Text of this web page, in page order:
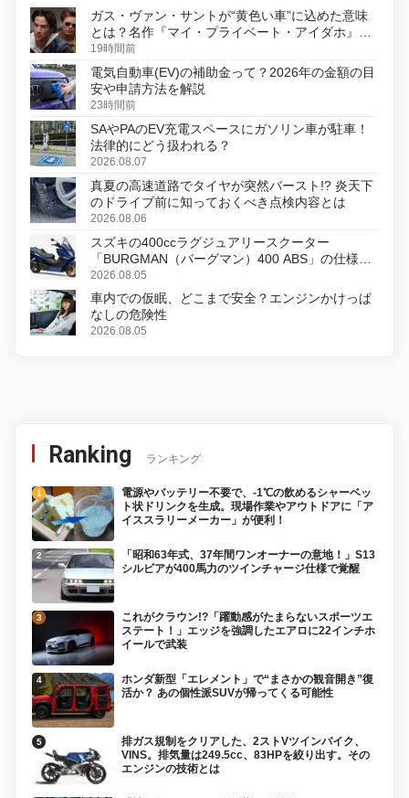
ガス・ヴァン・サントが“黄色い車”に込めた意味
とは？名作『マイ・プライベート・アイダホ』が
初のデジタルリマスター版で復活
19時間前
電気自動車(EV)の補助金って？2026年の金額の目
安や申請方法を解説
23時間前
SAやPAのEV充電スペースにガソリン車が駐車！
法律的にどう扱われる？
2026.08.07
真夏の高速道路でタイヤが突然バースト!? 炎天下
のドライブ前に知っておくべき点検内容とは
2026.08.06
スズキの400ccラグジュアリースクーター
「BURGMAN（バーグマン）400 ABS」の仕様を
変更し、8月18日に発売
2026.08.05
車内での仮眠、どこまで安全？エンジンかけっぱ
なしの危険性
2026.08.05
Ranking ランキング
電源やバッテリー不要で、-1℃の飲めるシャーベッ
ト状ドリンクを生成。現場作業やアウトドアに「ア
イススラリーメーカー」が便利！
「昭和63年式、37年間ワンオーナーの意地！」S13
シルビアが400馬力のツインチャージ仕様で覚醒
これがクラウン!?「躍動感がたまらないスポーツエ
ステート！」エッジを強調したエアロに22インチホ
イールで武装
ホンダ新型「エレメント」で“まさかの観音開き”復
活か？ あの個性派SUVが帰ってくる可能性
排ガス規制をクリアした、2ストVツインバイク、
VINS。排気量は249.5cc、83HPを絞り出す。その
エンジンの技術とは